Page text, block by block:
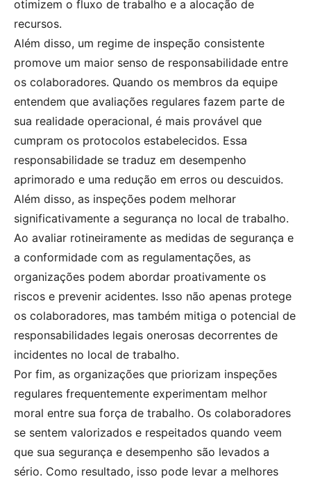
otimizem o fluxo de trabalho e a alocação de
recursos.
Além disso, um regime de inspeção consistente
promove um maior senso de responsabilidade entre
os colaboradores. Quando os membros da equipe
entendem que avaliações regulares fazem parte de
sua realidade operacional, é mais provável que
cumpram os protocolos estabelecidos. Essa
responsabilidade se traduz em desempenho
aprimorado e uma redução em erros ou descuidos.
Além disso, as inspeções podem melhorar
significativamente a segurança no local de trabalho.
Ao avaliar rotineiramente as medidas de segurança e
a conformidade com as regulamentações, as
organizações podem abordar proativamente os
riscos e prevenir acidentes. Isso não apenas protege
os colaboradores, mas também mitiga o potencial de
responsabilidades legais onerosas decorrentes de
incidentes no local de trabalho.
Por fim, as organizações que priorizam inspeções
regulares frequentemente experimentam melhor
moral entre sua força de trabalho. Os colaboradores
se sentem valorizados e respeitados quando veem
que sua segurança e desempenho são levados a
sério. Como resultado, isso pode levar a melhores